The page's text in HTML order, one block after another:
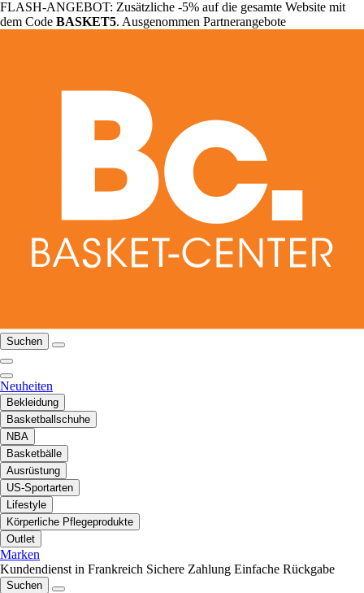
FLASH-ANGEBOT: Zusätzliche -5% auf die gesamte Website mit
dem Code BASKET5. Ausgenommen Partnerangebote
Suchen
Neuheiten
Bekleidung
Basketballschuhe
NBA
Basketbälle
Ausrüstung
US-Sportarten
Lifestyle
Körperliche Pflegeprodukte
Outlet
Marken
Kundendienst in Frankreich Sichere Zahlung Einfache Rückgabe
Suchen